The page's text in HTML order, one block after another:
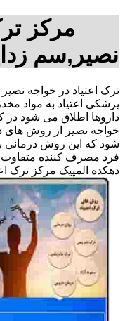
مرکز
نصیر,سم
ترک اعتیاد در خواجه
پزشکی اعتیاد به مواد
داروها اطلاق می شود در
خواجه نصیر از روش های
شود که این روش درمانی
فرد مصرف کننده
دهکده المپیک مرکز ترک اعتیاد سپنتا